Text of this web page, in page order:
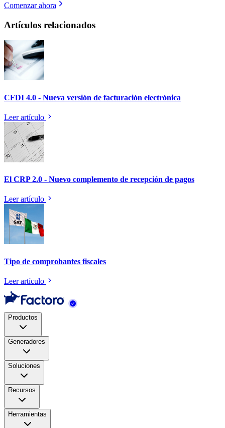
Comenzar ahora
Artículos relacionados
CFDI 4.0 - Nueva versión de facturación electrónica
Leer artículo
El CRP 2.0 - Nuevo complemento de recepción de pagos
Leer artículo
Tipo de comprobantes fiscales
Leer artículo
Productos
Generadores
Soluciones
Recursos
Herramientas